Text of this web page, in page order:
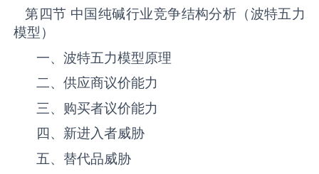
第四节 中国纯碱‌‌‌行业竞争结构分析（波特五力
模型）
一、波特五力模型原理
二、供应商议价能力
三、购买者议价能力
四、新进入者威胁
五、替代品威胁